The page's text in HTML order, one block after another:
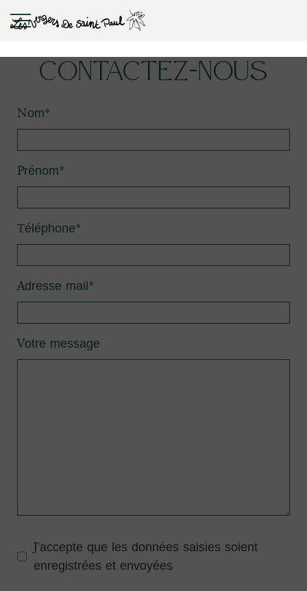
Contactez-nous
Nom*
Prénom*
Téléphone*
Adresse mail*
Votre message
J'accepte que les données saisies soient
enregistrées et envoyées